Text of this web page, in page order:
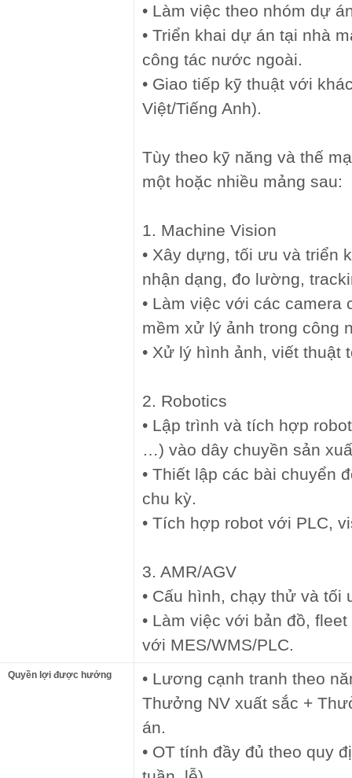
• Làm việc theo nhóm dự
• Triển khai dự án tại nhà
công tác nước ngoài.
• Giao tiếp kỹ thuật với
Việt/Tiếng Anh).
Tùy theo kỹ năng và thế
một hoặc nhiều mảng sau:
1. Machine Vision
• Xây dựng, tối ưu và triển
nhận dạng, đo lường,
• Làm việc với các camera
mềm xử lý ảnh trong công
• Xử lý hình ảnh, viết thuật
2. Robotics
• Lập trình và tích hợp
…) vào dây chuyền sản
• Thiết lập các bài chuyển
chu kỳ.
• Tích hợp robot với PLC,
3. AMR/AGV
• Cấu hình, chạy thử và tối
• Làm việc với bản đồ,
với MES/WMS/PLC.
Quyền lợi được hưởng
• Lương cạnh tranh theo
Thưởng NV xuất sắc +
án.
• OT tính đầy đủ theo quy